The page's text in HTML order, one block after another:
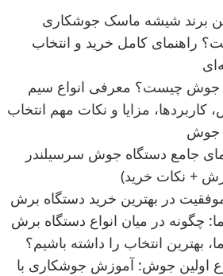
برند شیشه ماسک جوشکاری
راهنمای کامل خرید و انتخاب
چیست؟ معرفی انواع سیم
کاربردها، مزایا و نکات مهم انتخاب
جوش
جامع دستگاه جوش سرسیلندر
+ نکات خرید)
در بهترین خرید دستگاه برش
چگونه در میان انواع دستگاه برش
بهترین انتخاب را داشته باشیم؟
اولین جوش: آموزش جوشکاری با